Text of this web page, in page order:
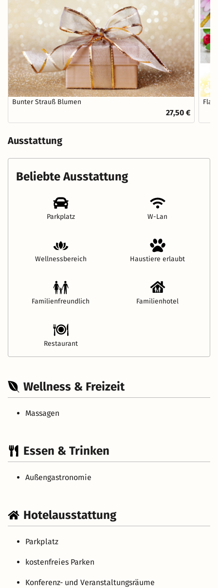
Bunter Strauß Blumen
27,50 €
Ausstattung
Beliebte Ausstattung
Parkplatz W-Lan
Wellnessbereich Haustiere erlaubt
Familienfreundlich Familienhotel
Restaurant
Wellness & Freizeit
Massagen
Essen & Trinken
Außengastronomie
Hotelausstattung
Parkplatz
kostenfreies Parken
Konferenz- und Veranstaltungsräume